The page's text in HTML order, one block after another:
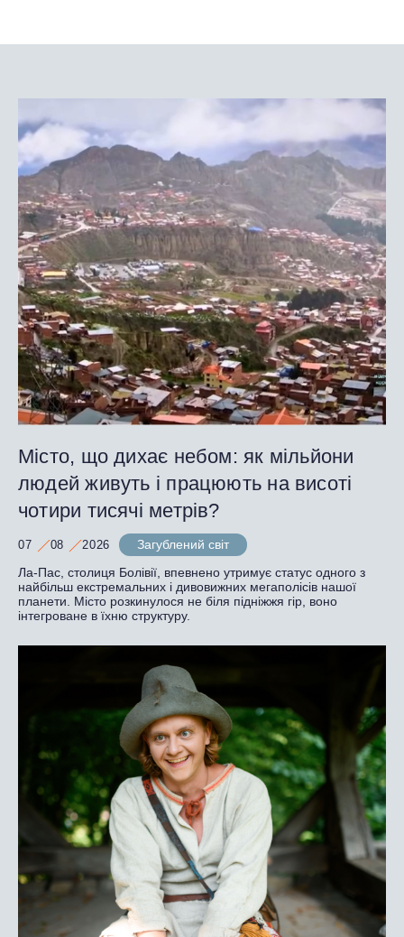
Місто, що дихає небом: як мільйони
людей живуть і працюють на висоті
чотири тисячі метрів?
07 08 2026
Загублений світ
Ла-Пас, столиця Болівії, впевнено утримує статус одного з
найбільш екстремальних і дивовижних мегаполісів нашої
планети. Місто розкинулося не біля підніжжя гір, воно
інтегроване в їхню структуру.